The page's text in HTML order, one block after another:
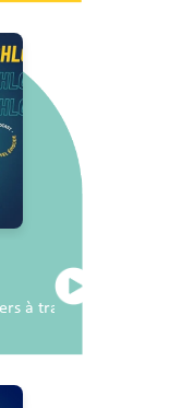
à travers la RSE